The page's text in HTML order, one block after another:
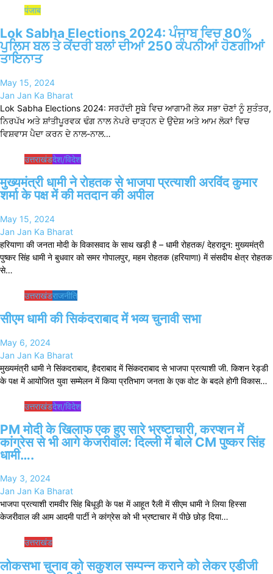
पंजाब
Lok Sabha Elections 2024: ਪੰਜਾਬ ਵਿਚ 80%
ਪੁਲਿਸ ਬਲ ਤੇ ਕੇਂਦਰੀ ਬਲਾਂ ਦੀਆਂ 250 ਕੰਪਨੀਆਂ ਹੋਣਗੀਆਂ
ਤਾਇਨਾਤ
May 15, 2024
Jan Jan Ka Bharat
Lok Sabha Elections 2024: ਸਰਹੱਦੀ ਸੂਬੇ ਵਿਚ ਆਗਾਮੀ ਲੋਕ ਸਭਾ ਚੋਣਾਂ ਨੂੰ ਸੁਤੰਤਰ,
ਨਿਰਪੱਖ ਅਤੇ ਸ਼ਾਂਤੀਪੂਰਵਕ ਢੰਗ ਨਾਲ ਨੇਪਰੇ ਚਾੜ੍ਹਨ ਦੇ ਉਦੇਸ਼ ਅਤੇ ਆਮ ਲੋਕਾਂ ਵਿਚ
ਵਿਸ਼ਵਾਸ ਪੈਦਾ ਕਰਨ ਦੇ ਨਾਲ-ਨਾਲ…
उत्तराखंडदेश/विदेश
मुख्यमंत्री धामी ने रोहतक से भाजपा प्रत्याशी अरविंद कुमार
शर्मा के पक्ष में की मतदान की अपील
May 15, 2024
Jan Jan Ka Bharat
हरियाणा की जनता मोदी के विकासवाद के साथ खड़ी है – धामी रोहतक/ देहरादून: मुख्यमंत्री
पुष्कर सिंह धामी ने बुधवार को समर गोपालपुर, महम रोहतक (हरियाणा) में संसदीय क्षेत्र रोहतक
से…
उत्तराखंडराजनीति
सीएम धामी की सिकंदराबाद में भव्य चुनावी सभा
May 6, 2024
Jan Jan Ka Bharat
मुख्यमंत्री धामी ने सिंकदराबाद, हैदराबाद में सिंकदराबाद से भाजपा प्रत्याशी जी. किशन रेड्डी
के पक्ष में आयोजित युवा सम्मेलन में किया प्रतिभाग जनता के एक वोट के बदले होगी विकास…
उत्तराखंडदेश/विदेश
PM मोदी के खिलाफ एक हुए सारे भ्रष्टाचारी, करप्शन में
कांग्रेस से भी आगे केजरीवाल: दिल्ली में बोले CM पुष्कर सिंह
धामी….
May 3, 2024
Jan Jan Ka Bharat
भाजपा प्रत्याशी रामवीर सिंह बिधूड़ी के पक्ष में आहूत रैली में सीएम धामी ने लिया हिस्सा
केजरीवाल की आम आदमी पार्टी ने कांग्रेस को भी भ्रष्टाचार में पीछे छोड़ दिया…
उत्तराखंड
लोकसभा चुनाव को सकुशल सम्पन्न कराने को लेकर एडीजी